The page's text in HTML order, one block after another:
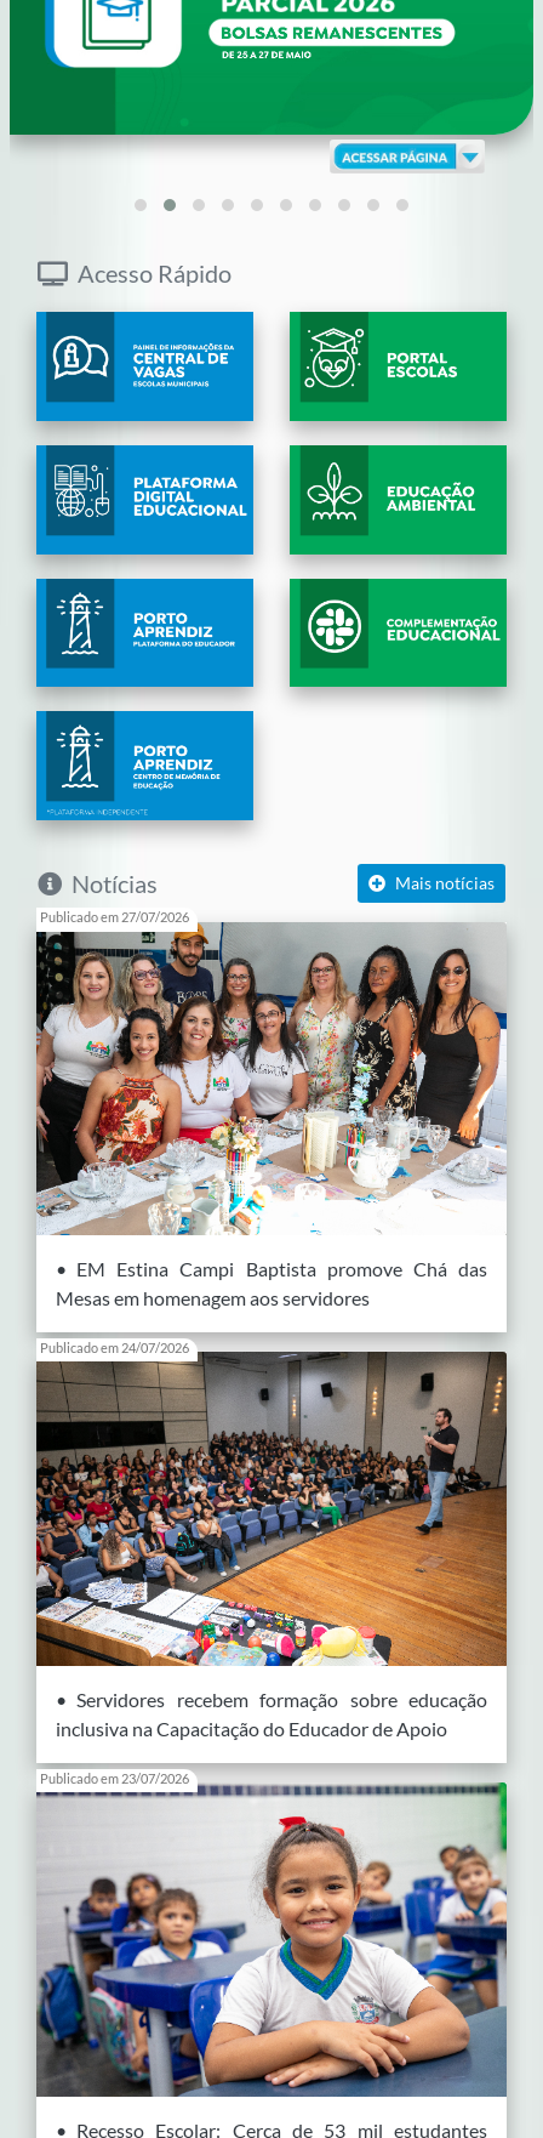
Acesso Rápido
Notícias Mais notícias
• EM Estina Campi Baptista promove Chá das
Mesas em homenagem aos servidores
Publicado em 27/07/2026
• Servidores recebem formação sobre educação
inclusiva na Capacitação do Educador de Apoio
Publicado em 24/07/2026
• Recesso Escolar: Cerca de 53 mil estudantes
Publicado em 23/07/2026